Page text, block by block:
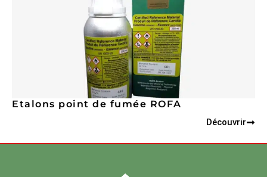
Etalons point de fumée ROFA
Découvrir